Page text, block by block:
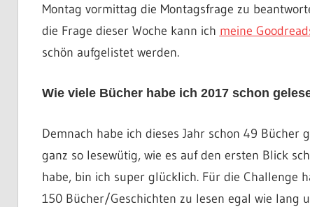
Montag vormittag die Montagsfrage zu
die Frage dieser Woche kann ich meine
schön aufgelistet werden.
Wie viele Bücher habe ich 2017 schon
Demnach habe ich dieses Jahr schon 49 Bücher
ganz so lesewütig, wie es auf den ersten Blick
habe, bin ich super glücklich. Für die Challenge
150 Bücher/Geschichten zu lesen egal wie lang